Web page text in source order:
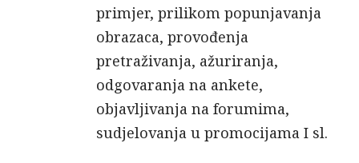
primjer, prilikom popunjavanja
obrazaca, provođenja
pretraživanja, ažuriranja,
odgovaranja na ankete,
objavljivanja na forumima,
sudjelovanja u promocijama I sl.